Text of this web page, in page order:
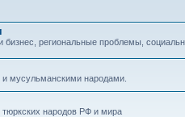
бизнес, региональные проблемы,
мусульманскими народами.
народов РФ и мира